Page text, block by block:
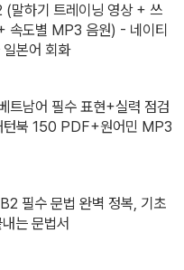
말하기 트레이닝 영상 + 쓰
속도별 MP3 음원) - 네이티
본어 회화
트남어 필수 표현+실력 점검
턴북 150 PDF+원어민 MP3
필수 문법 완벽 정복, 기초
는 문법서